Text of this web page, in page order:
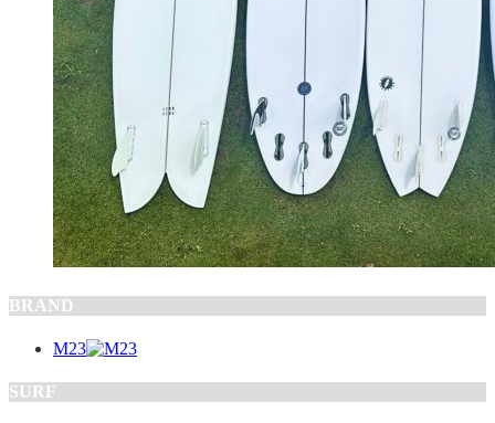
BRAND
M23
SURF